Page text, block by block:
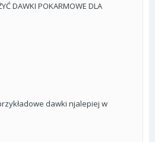
DAWKI POKARMOWE DLA
dawki njalepiej w